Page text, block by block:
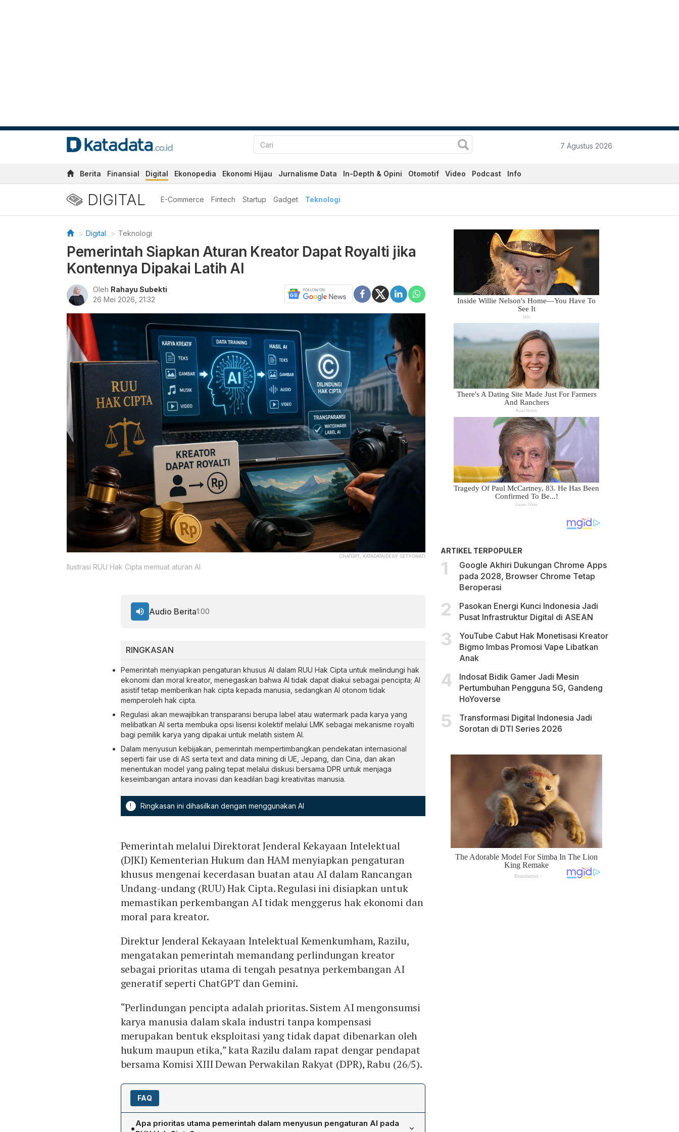
7 Agustus 2026
Berita Finansial Digital Ekonopedia Ekonomi Hijau Jurnalisme Data In-Depth & Opini Otomotif Video Podcast Info
DIGITAL E-Commerce Fintech Startup Gadget Teknologi
Digital Teknologi
Pemerintah Siapkan Aturan Kreator Dapat Royalti jika
Kontennya Dipakai Latih AI
Oleh Rahayu Subekti
26 Mei 2026, 21:32
CHATGPT, KATADATA/DESY SETYOWATI
Ilustrasi RUU Hak Cipta memuat aturan AI
RINGKASAN
Pemerintah menyiapkan pengaturan khusus AI dalam RUU Hak Cipta untuk melindungi hak
ekonomi dan moral kreator, menegaskan bahwa AI tidak dapat diakui sebagai pencipta; AI
asistif tetap memberikan hak cipta kepada manusia, sedangkan AI otonom tidak
memperoleh hak cipta.
Regulasi akan mewajibkan transparansi berupa label atau watermark pada karya yang
melibatkan AI serta membuka opsi lisensi kolektif melalui LMK sebagai mekanisme royalti
bagi pemilik karya yang dipakai untuk melatih sistem AI.
Dalam menyusun kebijakan, pemerintah mempertimbangkan pendekatan internasional
seperti fair use di AS serta text and data mining di UE, Jepang, dan Cina, dan akan
menentukan model yang paling tepat melalui diskusi bersama DPR untuk menjaga
keseimbangan antara inovasi dan keadilan bagi kreativitas manusia.
! Ringkasan ini dihasilkan dengan menggunakan AI
Audio Berita1:00
Pemerintah melalui Direktorat Jenderal Kekayaan Intelektual
(DJKI) Kementerian Hukum dan HAM menyiapkan pengaturan
khusus mengenai kecerdasan buatan atau AI dalam Rancangan
Undang-undang (RUU) Hak Cipta. Regulasi ini disiapkan untuk
memastikan perkembangan AI tidak menggerus hak ekonomi dan
moral para kreator.
Direktur Jenderal Kekayaan Intelektual Kemenkumham, Razilu,
mengatakan pemerintah memandang perlindungan kreator
sebagai prioritas utama di tengah pesatnya perkembangan AI
generatif seperti ChatGPT dan Gemini.
“Perlindungan pencipta adalah prioritas. Sistem AI mengonsumsi
karya manusia dalam skala industri tanpa kompensasi
merupakan bentuk eksploitasi yang tidak dapat dibenarkan oleh
hukum maupun etika,” kata Razilu dalam rapat dengar pendapat
bersama Komisi XIII Dewan Perwakilan Rakyat (DPR), Rabu (26/5).
FAQ
•Apa prioritas utama pemerintah dalam menyusun pengaturan AI pada
ARTIKEL TERPOPULER
Google Akhiri Dukungan Chrome Apps
pada 2028, Browser Chrome Tetap
Beroperasi
Pasokan Energi Kunci Indonesia Jadi
Pusat Infrastruktur Digital di ASEAN
YouTube Cabut Hak Monetisasi Kreator
Bigmo Imbas Promosi Vape Libatkan
Anak
Indosat Bidik Gamer Jadi Mesin
Pertumbuhan Pengguna 5G, Gandeng
HoYoverse
Transformasi Digital Indonesia Jadi
Sorotan di DTI Series 2026